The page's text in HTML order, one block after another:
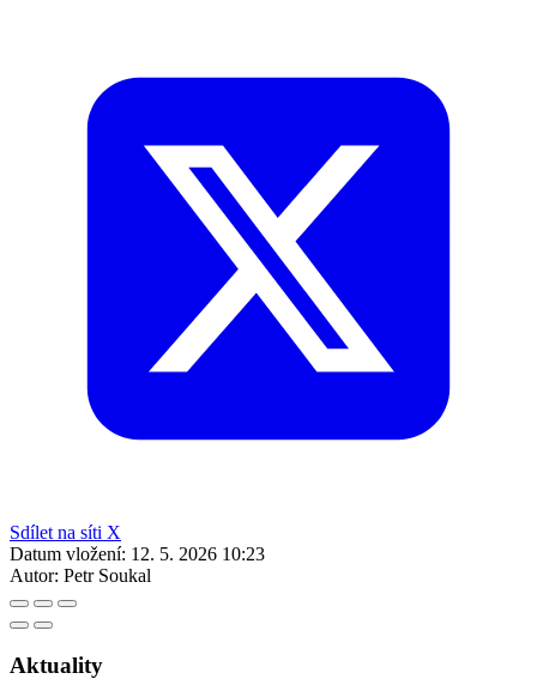
Sdílet na síti X
Datum vložení: 12. 5. 2026 10:23
Autor: Petr Soukal
Aktuality